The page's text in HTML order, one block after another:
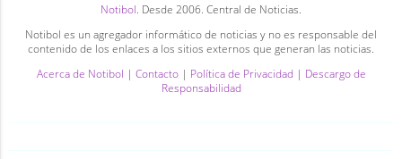
Notibol. Desde 2006. Central de Noticias.
Notibol es un agregador informático de noticias y no es responsable del
contenido de los enlaces a los sitios externos que generan las noticias.
Acerca de Notibol | Contacto| Política de Privacidad | Descargo de
Responsabilidad